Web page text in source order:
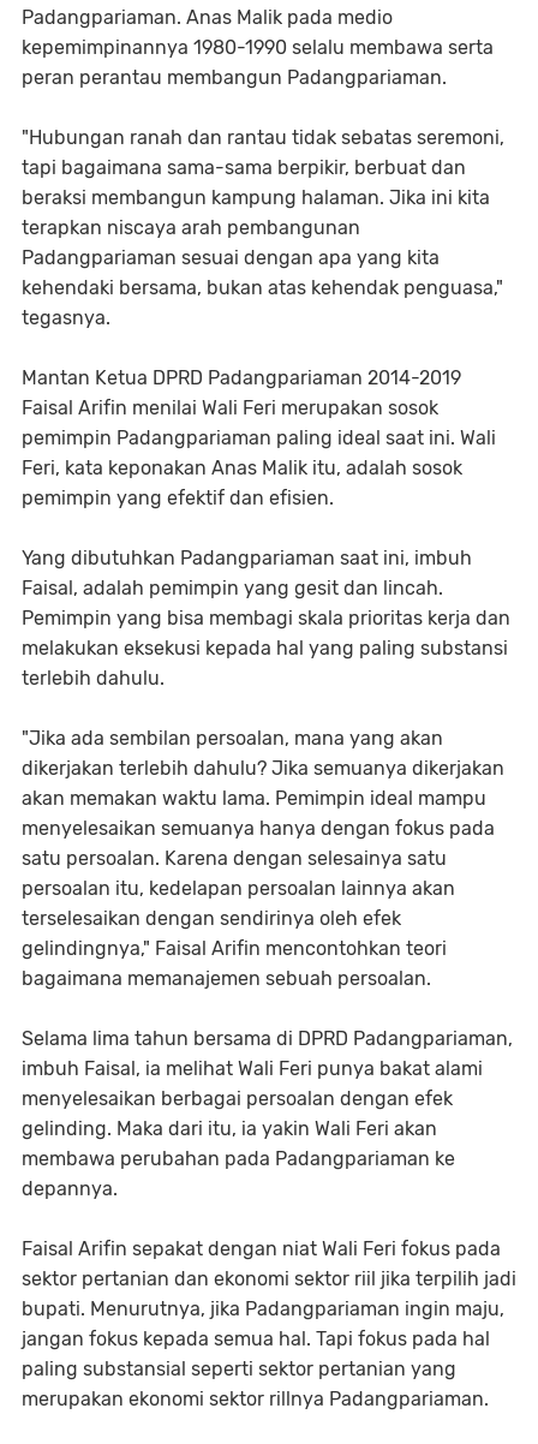
Padangpariaman. Anas Malik pada medio
kepemimpinannya 1980-1990 selalu membawa serta
peran perantau membangun Padangpariaman.
"Hubungan ranah dan rantau tidak sebatas seremoni,
tapi bagaimana sama-sama berpikir, berbuat dan
beraksi membangun kampung halaman. Jika ini kita
terapkan niscaya arah pembangunan
Padangpariaman sesuai dengan apa yang kita
kehendaki bersama, bukan atas kehendak penguasa,"
tegasnya.
Mantan Ketua DPRD Padangpariaman 2014-2019
Faisal Arifin menilai Wali Feri merupakan sosok
pemimpin Padangpariaman paling ideal saat ini. Wali
Feri, kata keponakan Anas Malik itu, adalah sosok
pemimpin yang efektif dan efisien.
Yang dibutuhkan Padangpariaman saat ini, imbuh
Faisal, adalah pemimpin yang gesit dan lincah.
Pemimpin yang bisa membagi skala prioritas kerja dan
melakukan eksekusi kepada hal yang paling substansi
terlebih dahulu.
"Jika ada sembilan persoalan, mana yang akan
dikerjakan terlebih dahulu? Jika semuanya dikerjakan
akan memakan waktu lama. Pemimpin ideal mampu
menyelesaikan semuanya hanya dengan fokus pada
satu persoalan. Karena dengan selesainya satu
persoalan itu, kedelapan persoalan lainnya akan
terselesaikan dengan sendirinya oleh efek
gelindingnya," Faisal Arifin mencontohkan teori
bagaimana memanajemen sebuah persoalan.
Selama lima tahun bersama di DPRD Padangpariaman,
imbuh Faisal, ia melihat Wali Feri punya bakat alami
menyelesaikan berbagai persoalan dengan efek
gelinding. Maka dari itu, ia yakin Wali Feri akan
membawa perubahan pada Padangpariaman ke
depannya.
Faisal Arifin sepakat dengan niat Wali Feri fokus pada
sektor pertanian dan ekonomi sektor riil jika terpilih jadi
bupati. Menurutnya, jika Padangpariaman ingin maju,
jangan fokus kepada semua hal. Tapi fokus pada hal
paling substansial seperti sektor pertanian yang
merupakan ekonomi sektor rillnya Padangpariaman.